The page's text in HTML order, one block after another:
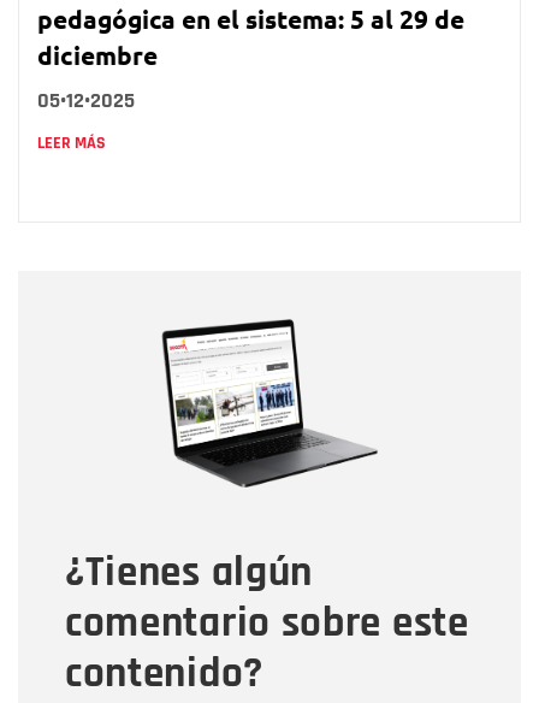
pedagógica en el sistema: 5 al 29 de
diciembre
05•12•2025
LEER MÁS
¿Tienes algún
comentario sobre este
contenido?
Correo electrónico
Tipo de comentario
Mensaje